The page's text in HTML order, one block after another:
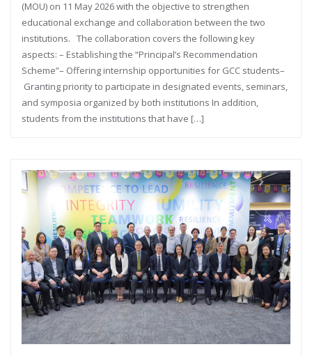
(MOU) on 11 May 2026 with the objective to strengthen
educational exchange and collaboration between the two
institutions. The collaboration covers the following key
aspects: – Establishing the “Principal’s Recommendation
Scheme”– Offering internship opportunities for GCC students–
Granting priority to participate in designated events, seminars,
and symposia organized by both institutions In addition,
students from the institutions that have […]